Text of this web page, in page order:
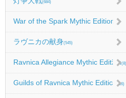
(684)
War of the Spark Mythic Edition (9)
ラヴニカの献身(545)
Ravnica Allegiance Mythic Edition(8)
Guilds of Ravnica Mythic Edition(16)